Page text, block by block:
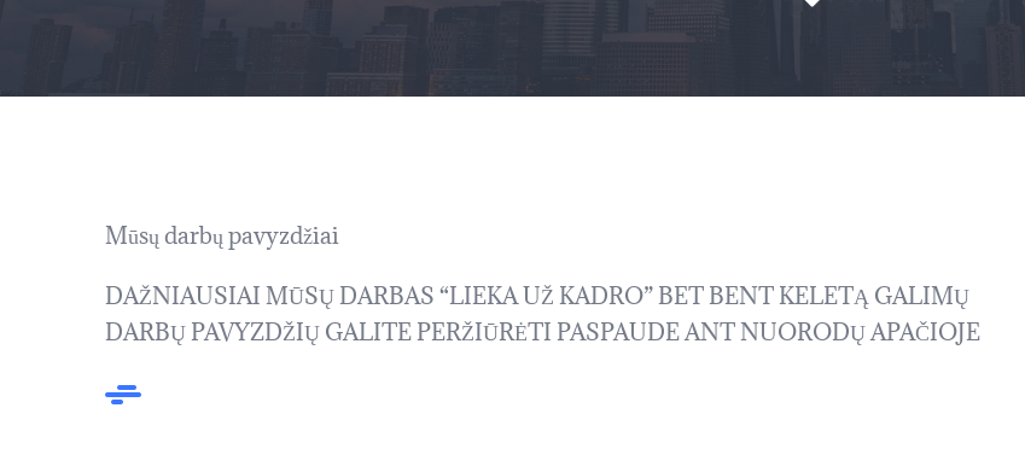
Mūsų darbų pavyzdžiai
DAŽNIAUSIAI MŪSŲ DARBAS “LIEKA UŽ KADRO” BET BENT KELETĄ GALIMŲ
DARBŲ PAVYZDŽIŲ GALITE PERŽIŪRĖTI PASPAUDE ANT NUORODŲ APAČIOJE